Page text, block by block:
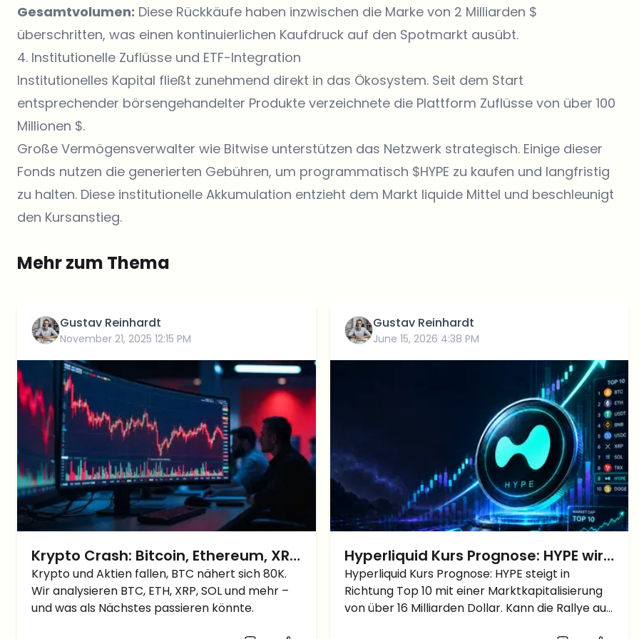
Gesamtvolumen: Diese Rückkäufe haben inzwischen die Marke von 2 Milliarden $
überschritten, was einen kontinuierlichen Kaufdruck auf den Spotmarkt ausübt.
4. Institutionelle Zuflüsse und ETF-Integration
Institutionelles Kapital fließt zunehmend direkt in das Ökosystem. Seit dem Start
entsprechender börsengehandelter Produkte verzeichnete die Plattform Zuflüsse von über 100
Millionen $.
Große Vermögensverwalter wie Bitwise unterstützen das Netzwerk strategisch. Einige dieser
Fonds nutzen die generierten Gebühren, um programmatisch $HYPE zu kaufen und langfristig
zu halten. Diese institutionelle Akkumulation entzieht dem Markt liquide Mittel und beschleunigt
den Kursanstieg.
Mehr zum Thema
Gustav Reinhardt
November 21, 2025 12:15 PM
Krypto Crash: Bitcoin, Ethereum, XRP
und mehr stürzen ab – was kommt
jetzt?
Krypto und Aktien fallen, BTC nähert sich 80K.
Wir analysieren BTC, ETH, XRP, SOL und mehr –
und was als Nächstes passieren könnte.
Gustav Reinhardt
June 15, 2026 4:38 PM
Hyperliquid Kurs Prognose: HYPE wird
zum Top 10 Kandidaten, während
die Marktkapitalisierung über 16
Milliarden Dollar steigt
Hyperliquid Kurs Prognose: HYPE steigt in
Richtung Top 10 mit einer Marktkapitalisierung
von über 16 Milliarden Dollar. Kann die Rallye auf